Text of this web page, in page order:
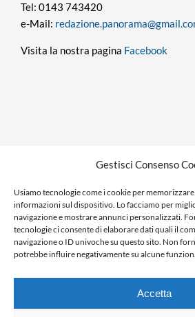
Gestisci Consenso
Usiamo tecnologie come i cookie per memorizzare
informazioni sul dispositivo. Lo facciamo per
navigazione e mostrare annunci personalizzati.
tecnologie ci consente di elaborare dati quali il
navigazione o ID univoche su questo sito. Non
potrebbe influire negativamente su alcune
Accetta
Tel: 0143 743420
e-Mail:
Visita la nostra pagina Facebook
Ragione sociale: Panorama S.r.l.
C.F. / P.IVA: 01058470061
N. REA: AL-138981
Capitale Versato € 10.000,00